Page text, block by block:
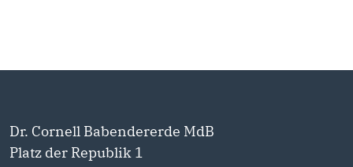
Dr. Cornell Babendererde MdB
Platz der Republik 1